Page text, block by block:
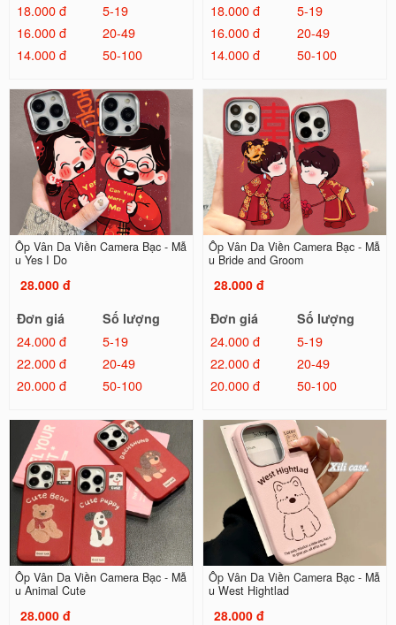
18.000 đ
5-19
16.000 đ
20-49
14.000 đ
50-100
18.000 đ
5-19
16.000 đ
20-49
14.000 đ
50-100
Ốp Vân Da Viền Camera Bạc - Mẫ
u Yes I Do
28.000 đ
Đơn giá
Số lượng
24.000 đ
5-19
22.000 đ
20-49
20.000 đ
50-100
Ốp Vân Da Viền Camera Bạc - Mẫ
u Bride and Groom
28.000 đ
Đơn giá
Số lượng
24.000 đ
5-19
22.000 đ
20-49
20.000 đ
50-100
Ốp Vân Da Viền Camera Bạc - Mẫ
u Animal Cute
28.000 đ
Ốp Vân Da Viền Camera Bạc - Mẫ
u West Hightlad
28.000 đ